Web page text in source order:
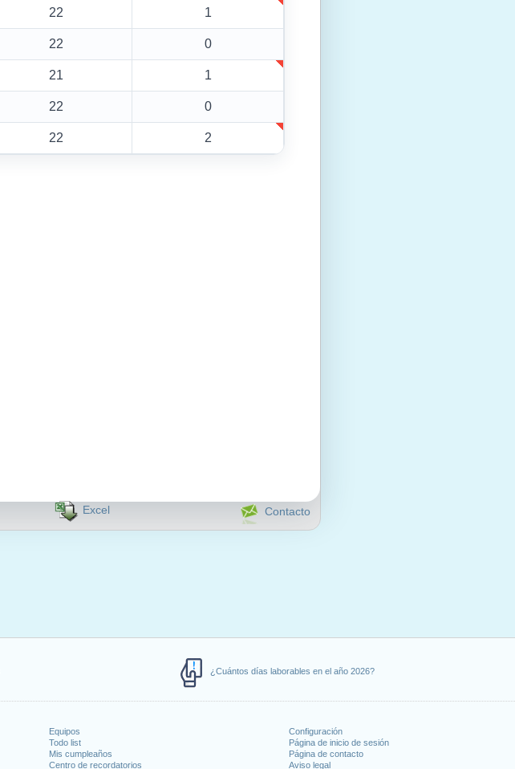
¿Cuántos días laborables en el año 2026?
Equipos
Todo list
Mis cumpleaños
Centro de recordatorios
Configuración
Página de inicio de sesión
Página de contacto
Aviso legal
Contacto
Excel
22 1
22 0
21 1
22 0
22 2